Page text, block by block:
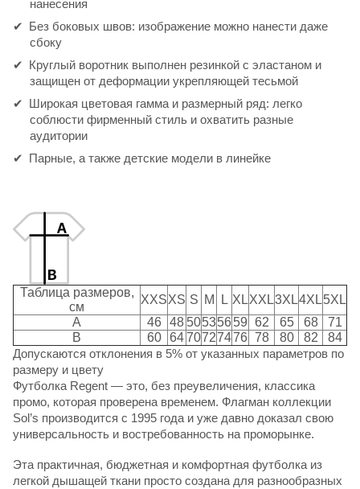
нанесения
Без боковых швов: изображение можно нанести даже
сбоку
Круглый воротник выполнен резинкой с эластаном и
защищен от деформации укрепляющей тесьмой
Широкая цветовая гамма и размерный ряд: легко
соблюсти фирменный стиль и охватить разные
аудитории
Парные, а также детские модели в линейке
Таблица размеров,
см
XXSXS S M L XLXXL3XL4XL5XL
A
46 48 50535659 62 65 68
71
B
60 6470727476 78 80 82
84
Допускаются отклонения в 5% от указанных параметров по
размеру и цвету
Футболка Regent — это, без преувеличения, классика
промо, которая проверена временем. Флагман коллекции
Sol’s производится с 1995 года и уже давно доказал свою
универсальность и востребованность на проморынке.
Эта практичная, бюджетная и комфортная футболка из
легкой дышащей ткани просто создана для разнообразных